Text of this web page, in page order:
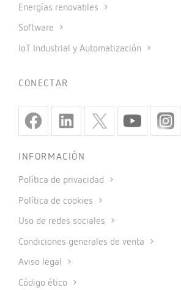
Energías renovables
Software
IoT Industrial y Automatización
CONECTAR
INFORMACIÓN
Política de privacidad
Política de cookies
Uso de redes sociales
Condiciones generales de venta
Aviso legal
Código ético